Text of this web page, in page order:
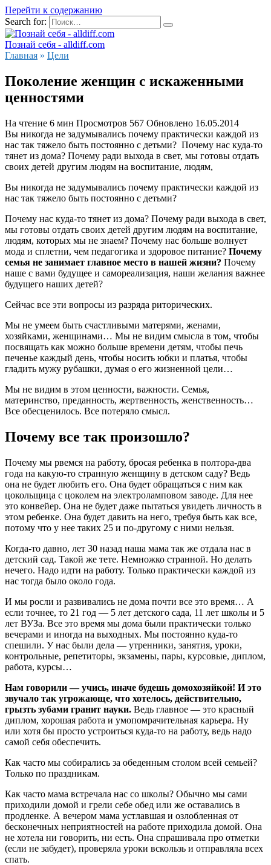
Перейти к содержанию
Search for:
Познай себя - alldiff.com
Главная » Цели
Поколение женщин с искаженными
ценностями
На чтение 6 мин Просмотров 567 Обновлено 16.05.2014
Вы никогда не задумывались почему практически каждой из
нас так тяжело быть постоянно с детьми? Почему нас куда-то
тянет из дома? Почему ради выхода в свет, мы готовы отдать
своих детей другим людям на воспитание, людям,
Вы никогда не задумывались почему практически каждой из
нас так тяжело быть постоянно с детьми?
Почему нас куда-то тянет из дома? Почему ради выхода в свет,
мы готовы отдать своих детей другим людям на воспитание,
людям, которых мы не знаем? Почему нас больше волнует
мода и сплетни, чем педагогика и здоровое питание? Почему
семья не занимает главное место в нашей жизни? Почему
наше с вами будущее и самореализация, наши желания важнее
будущего наших детей?
Сейчас все эти вопросы из разряда риторических.
Мы не умеем быть счастливыми матерями, женами,
хозяйками, женщинами… Мы не видим смысла в том, чтобы
посвящать как можно больше времени детям, чтобы печь
печенье каждый день, чтобы носить юбки и платья, чтобы
гладить мужу рубашки, думая о его жизненной цели…
Мы не видим в этом ценности, важности. Семья,
материнство, преданность, жертвенность, женственность…
Все обесценилось. Все потеряло смысл.
Почему все так произошло?
Почему мы рвемся на работу, бросая ребенка в полтора-два
года на какую-то странную женщину в детском саду? Ведь
она не будет любить его. Она будет обращаться с ним как
цокольщица с цоколем на электроламповом заводе. Для нее
это конвейер. Она не будет даже пытаться увидеть личность в
этом ребенке. Она будет давить на него, требуя быть как все,
потому что у нее таких 25 и по-другому с ними нельзя.
Когда-то давно, лет 30 назад наша мама так же отдала нас в
детский сад. Такой же тете. Немножко странной. Но делать
нечего. Надо идти на работу. Только практически каждой из
нас тогда было около года.
И мы росли и развивались не дома почти все это время… А
если точнее, то 21 год — 5 лет детского сада, 11 лет школы и 5
лет ВУЗа. Все это время мы дома были практически только
вечерами и иногда на выходных. Мы постоянно куда-то
спешили. У нас были дела — утренники, занятия, уроки,
контрольные, репетиторы, экзамены, пары, курсовые, диплом,
работа, курсы…
Нам говорили — учись, иначе будешь домохозяйкой! И это
звучало так угрожающе, что хотелось, действительно,
грызть зубами гранит науки. Ведь главное — это красный
диплом, хорошая работа и умопомрачительная карьера. Ну
или хотя бы просто устроиться куда-то на работу, ведь надо
самой себя обеспечить.
Как часто мы собирались за обеденным столом всей семьей?
Только по праздникам.
Как часто мама встречала нас со школы? Обычно мы сами
приходили домой и грели себе обед или же оставались в
продленке. А вечером мама устлавшая и озлобленная от
бесконечных неприятностей на работе приходила домой. Она
не хотела ни говорить, ни есть. Она спрашивала про отметки
(если не забудет), проверяла уроки вскользь и отправляла всех
спать.